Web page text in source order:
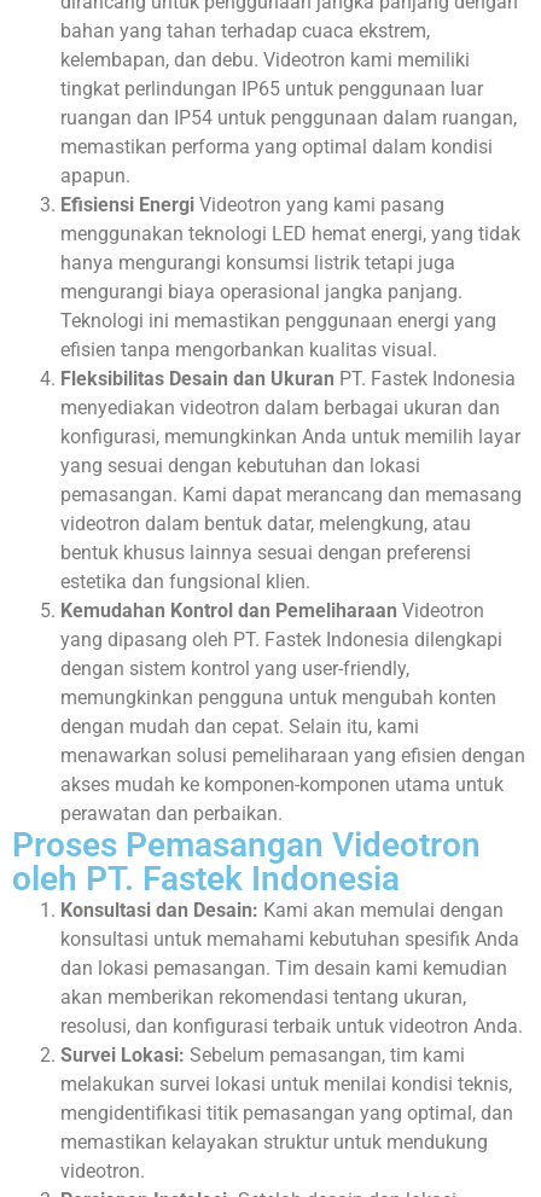
bahan yang tahan terhadap cuaca ekstrem,
kelembapan, dan debu. Videotron kami memiliki
tingkat perlindungan IP65 untuk penggunaan luar
ruangan dan IP54 untuk penggunaan dalam ruangan,
memastikan performa yang optimal dalam kondisi
apapun.
Efisiensi Energi Videotron yang kami pasang
menggunakan teknologi LED hemat energi, yang tidak
hanya mengurangi konsumsi listrik tetapi juga
mengurangi biaya operasional jangka panjang.
Teknologi ini memastikan penggunaan energi yang
efisien tanpa mengorbankan kualitas visual.
Fleksibilitas Desain dan Ukuran PT. Fastek Indonesia
menyediakan videotron dalam berbagai ukuran dan
konfigurasi, memungkinkan Anda untuk memilih layar
yang sesuai dengan kebutuhan dan lokasi
pemasangan. Kami dapat merancang dan memasang
videotron dalam bentuk datar, melengkung, atau
bentuk khusus lainnya sesuai dengan preferensi
estetika dan fungsional klien.
Kemudahan Kontrol dan Pemeliharaan Videotron
yang dipasang oleh PT. Fastek Indonesia dilengkapi
dengan sistem kontrol yang user-friendly,
memungkinkan pengguna untuk mengubah konten
dengan mudah dan cepat. Selain itu, kami
menawarkan solusi pemeliharaan yang efisien dengan
akses mudah ke komponen-komponen utama untuk
perawatan dan perbaikan.
Proses Pemasangan Videotron
oleh PT. Fastek Indonesia
Konsultasi dan Desain: Kami akan memulai dengan
konsultasi untuk memahami kebutuhan spesifik Anda
dan lokasi pemasangan. Tim desain kami kemudian
akan memberikan rekomendasi tentang ukuran,
resolusi, dan konfigurasi terbaik untuk videotron Anda.
Survei Lokasi: Sebelum pemasangan, tim kami
melakukan survei lokasi untuk menilai kondisi teknis,
mengidentifikasi titik pemasangan yang optimal, dan
memastikan kelayakan struktur untuk mendukung
videotron.